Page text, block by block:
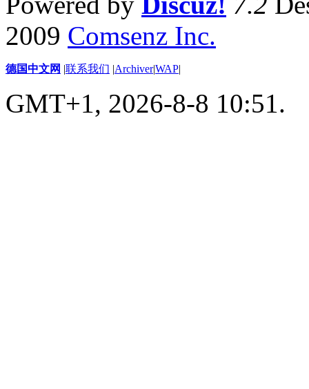
2009 Comsenz Inc.
德国中文网 |联系我们 |Archiver|WAP|
GMT+1, 2026-8-8 10:51.